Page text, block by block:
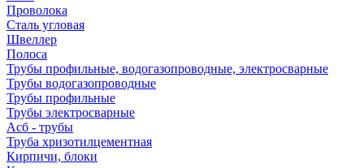
Проволока
Сталь угловая
Швеллер
Полоса
Трубы профильные, водогазопроводные, электросварные
Трубы водогазопроводные
Трубы профильные
Трубы электросварные
Асб - трубы
Труба хризотилцементная
Кирпичи, блоки